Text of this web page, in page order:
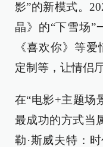
影”的新模式。
晶》的“下雪场”
《喜欢你》等
定制等，让情侣
在“电影+主题场
最成功的方式当
勒·斯威夫特：